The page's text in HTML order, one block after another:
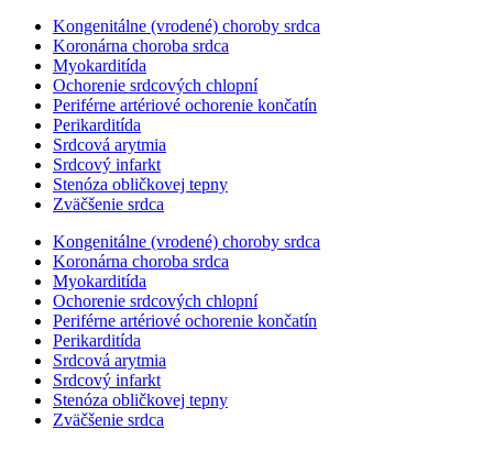
Kongenitálne (vrodené) choroby srdca
Koronárna choroba srdca
Myokarditída
Ochorenie srdcových chlopní
Periférne artériové ochorenie končatín
Perikarditída
Srdcová arytmia
Srdcový infarkt
Stenóza obličkovej tepny
Zväčšenie srdca
Kongenitálne (vrodené) choroby srdca
Koronárna choroba srdca
Myokarditída
Ochorenie srdcových chlopní
Periférne artériové ochorenie končatín
Perikarditída
Srdcová arytmia
Srdcový infarkt
Stenóza obličkovej tepny
Zväčšenie srdca